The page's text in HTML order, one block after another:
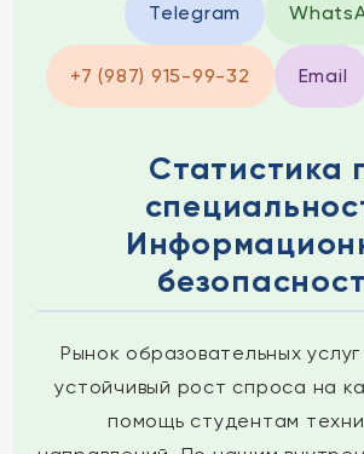
Telegram
+7 (987) 915-99-32 Email
Статистика
Рынок образовательных
устойчивый рост спроса на
помощь студентам